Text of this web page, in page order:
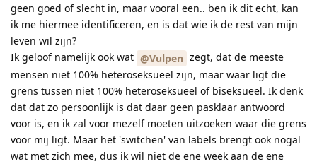
geen goed of slecht in, maar vooral een.. ben ik dit echt, kan
ik me hiermee identificeren, en is dat wie ik de rest van mijn
leven wil zijn?
Ik geloof namelijk ook wat @Vulpen zegt, dat de meeste
mensen niet 100% heteroseksueel zijn, maar waar ligt die
grens tussen niet 100% heteroseksueel of biseksueel. Ik denk
dat dat zo persoonlijk is dat daar geen pasklaar antwoord
voor is, en ik zal voor mezelf moeten uitzoeken waar die grens
voor mij ligt. Maar het 'switchen' van labels brengt ook nogal
wat met zich mee, dus ik wil niet de ene week aan de ene